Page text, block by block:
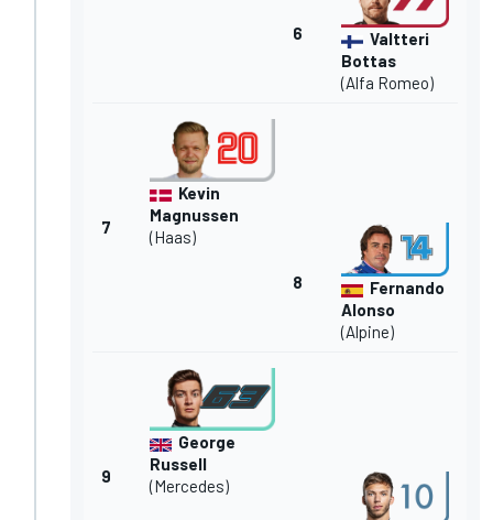
6
Valtteri
Bottas
(Alfa Romeo)
7
Kevin
Magnussen
(Haas)
8
Fernando
Alonso
(Alpine)
9
George
Russell
(Mercedes)